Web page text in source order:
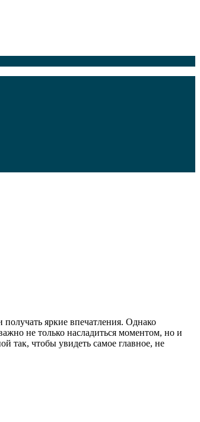
яркие впечатления. Однако
не только насладиться моментом, но и
так, чтобы увидеть самое главное, не